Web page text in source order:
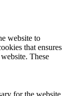
website to
that ensures
These
for the website